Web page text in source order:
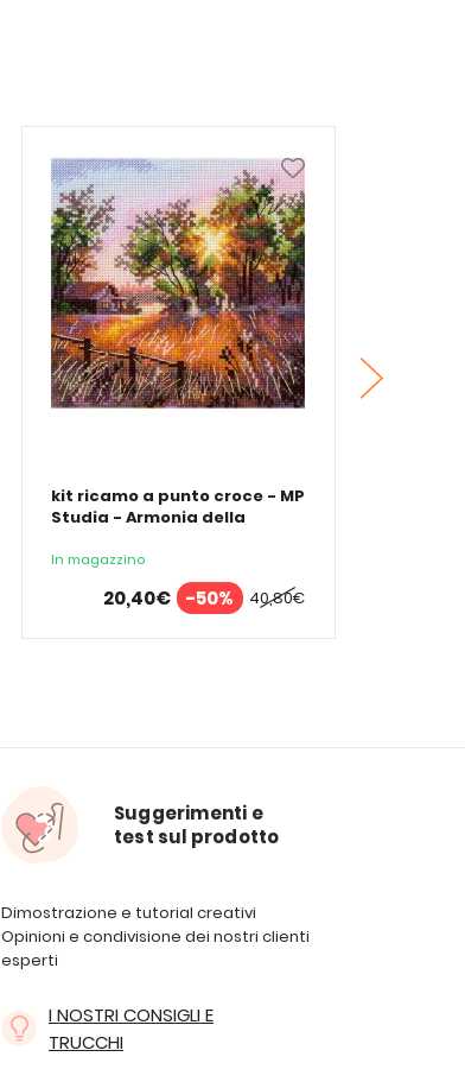
kit ricamo a punto croce - MP
Studia - Armonia della
In magazzino
40,80€
20,40€ -50%
Suggerimenti e
test sul prodotto
Dimostrazione e tutorial creativi
Opinioni e condivisione dei nostri clienti
esperti
I NOSTRI CONSIGLI E
TRUCCHI